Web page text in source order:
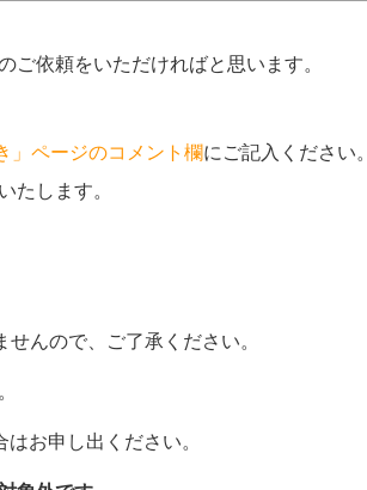
ご依頼をいただければと思います。
」ページのコメント欄にご記入ください。
たします。
んので、ご了承ください。
お申し出ください。